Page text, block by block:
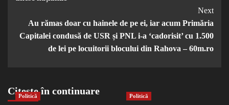
Next
Au rămas doar cu hainele de pe ei, iar acum Primăria
Capitalei condusă de USR și PNL i-a ‘cadorisit’ cu 1.500
de lei pe locuitorii blocului din Rahova – 60m.ro
Citește în continuare
Politică Politică